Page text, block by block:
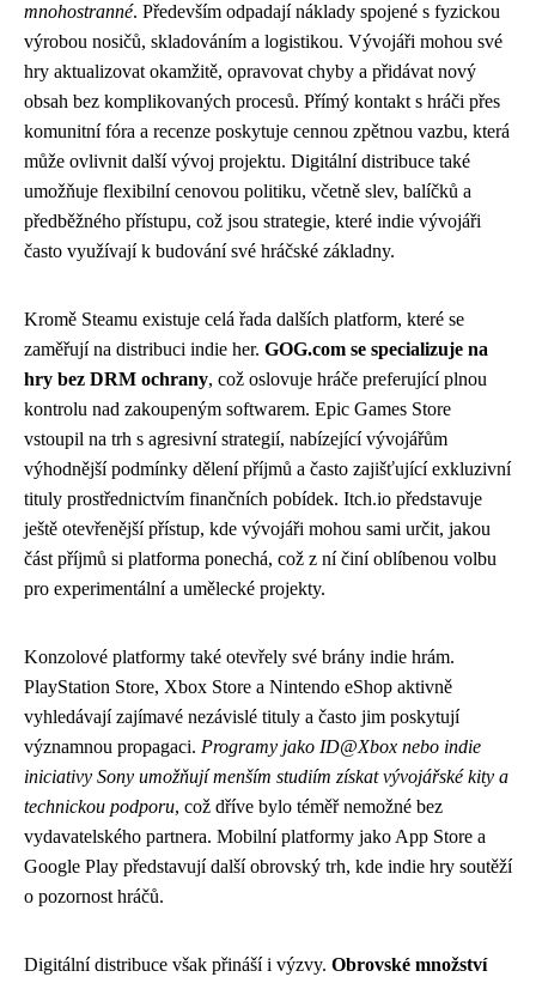
mnohostranné. Především odpadají náklady spojené s fyzickou
výrobou nosičů, skladováním a logistikou. Vývojáři mohou své
hry aktualizovat okamžitě, opravovat chyby a přidávat nový
obsah bez komplikovaných procesů. Přímý kontakt s hráči přes
komunitní fóra a recenze poskytuje cennou zpětnou vazbu, která
může ovlivnit další vývoj projektu. Digitální distribuce také
umožňuje flexibilní cenovou politiku, včetně slev, balíčků a
předběžného přístupu, což jsou strategie, které indie vývojáři
často využívají k budování své hráčské základny.
Kromě Steamu existuje celá řada dalších platform, které se
zaměřují na distribuci indie her. GOG.com se specializuje na
hry bez DRM ochrany, což oslovuje hráče preferující plnou
kontrolu nad zakoupeným softwarem. Epic Games Store
vstoupil na trh s agresivní strategií, nabízející vývojářům
výhodnější podmínky dělení příjmů a často zajišťující exkluzivní
tituly prostřednictvím finančních pobídek. Itch.io představuje
ještě otevřenější přístup, kde vývojáři mohou sami určit, jakou
část příjmů si platforma ponechá, což z ní činí oblíbenou volbu
pro experimentální a umělecké projekty.
Konzolové platformy také otevřely své brány indie hrám.
PlayStation Store, Xbox Store a Nintendo eShop aktivně
vyhledávají zajímavé nezávislé tituly a často jim poskytují
významnou propagaci. Programy jako ID@Xbox nebo indie
iniciativy Sony umožňují menším studiím získat vývojářské kity a
technickou podporu, což dříve bylo téměř nemožné bez
vydavatelského partnera. Mobilní platformy jako App Store a
Google Play představují další obrovský trh, kde indie hry soutěží
o pozornost hráčů.
Digitální distribuce však přináší i výzvy. Obrovské množství